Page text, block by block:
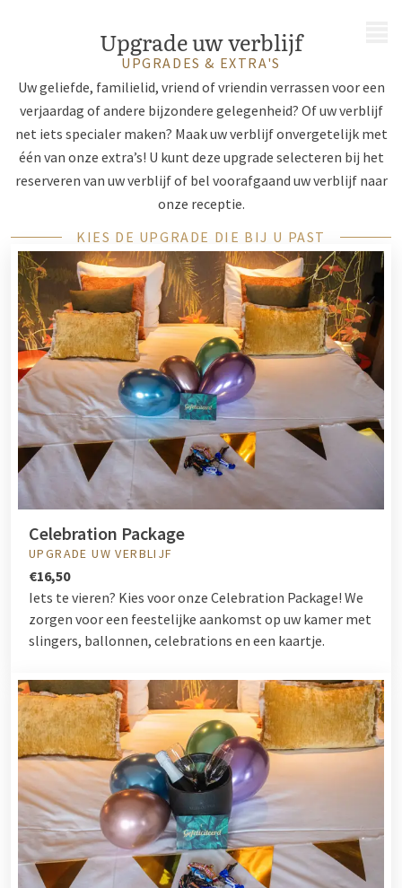
Upgrade uw verblijf
UPGRADES & EXTRA'S
Uw geliefde, familielid, vriend of vriendin verrassen voor een
verjaardag of andere bijzondere gelegenheid? Of uw verblijf
net iets specialer maken? Maak uw verblijf onvergetelijk met
één van onze extra’s! U kunt deze upgrade selecteren bij het
reserveren van uw verblijf of bel voorafgaand uw verblijf naar
onze receptie.
KIES DE UPGRADE DIE BIJ U PAST
Celebration Package
UPGRADE UW VERBLIJF
€16,50
Iets te vieren? Kies voor onze Celebration Package! We
zorgen voor een feestelijke aankomst op uw kamer met
slingers, ballonnen, celebrations en een kaartje.